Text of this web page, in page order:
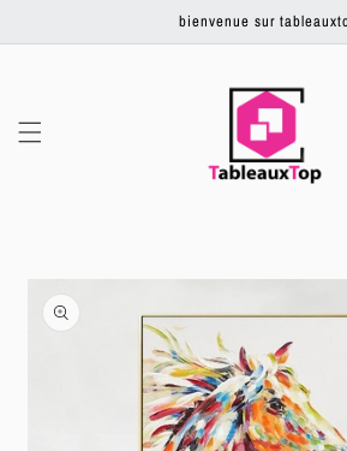
contenu
bienvenue sur
Passer aux
informations
produits